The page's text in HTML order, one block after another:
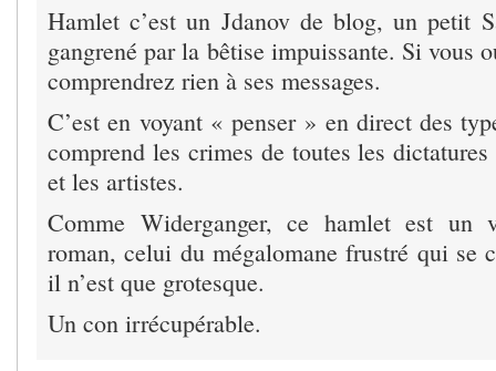
Hamlet c’est un Jdanov de blog, un petit
gangrené par la bêtise impuissante. Si vous
comprendrez rien à ses messages.
C’est en voyant « penser » en direct des
comprend les crimes de toutes les
et les artistes.
Comme Widerganger, ce hamlet est un
roman, celui du mégalomane frustré qui se
il n’est que grotesque.
Un con irrécupérable.